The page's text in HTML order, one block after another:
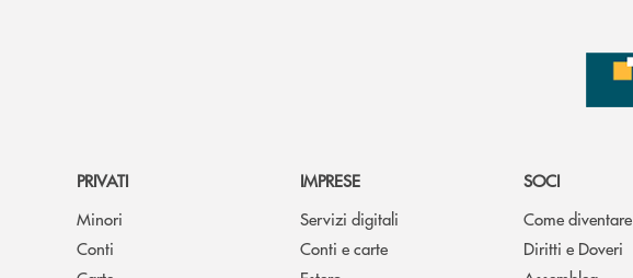
PRIVATI
Minori
Conti
IMPRESE
Servizi digitali
Conti e carte
SOCI
Come diventare
Diritti e Doveri